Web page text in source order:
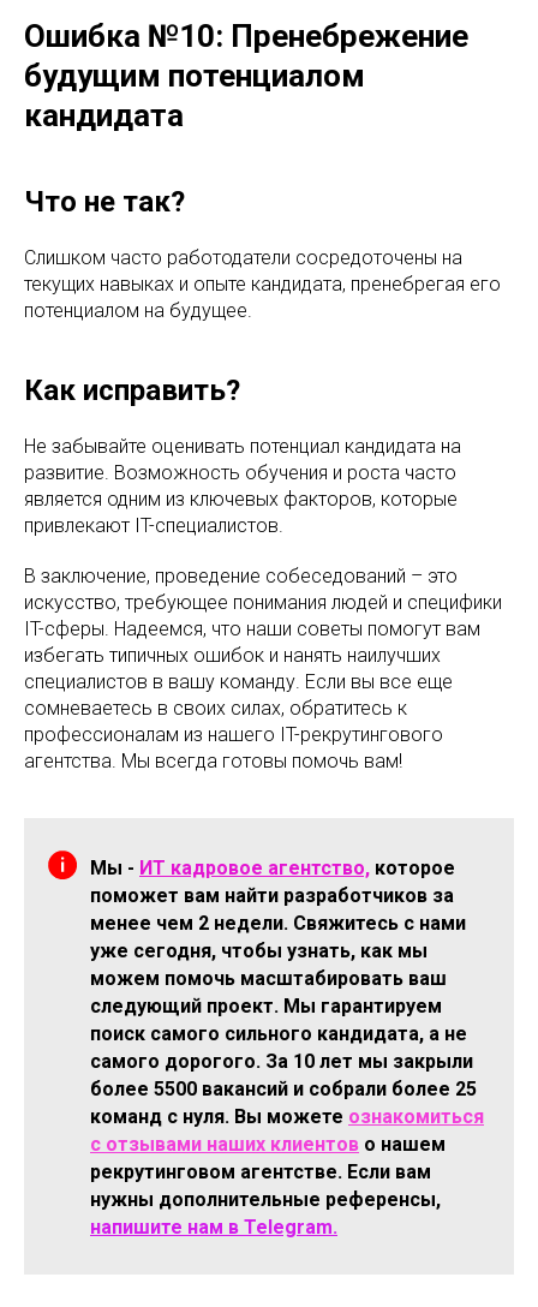
Ошибка №10: Пренебрежение
будущим потенциалом
кандидата
Что не так?
Слишком часто работодатели сосредоточены на
текущих навыках и опыте кандидата, пренебрегая его
потенциалом на будущее.
Как исправить?
Не забывайте оценивать потенциал кандидата на
развитие. Возможность обучения и роста часто
является одним из ключевых факторов, которые
привлекают IT-специалистов.
В заключение, проведение собеседований – это
искусство, требующее понимания людей и специфики
IT-сферы. Надеемся, что наши советы помогут вам
избегать типичных ошибок и нанять наилучших
специалистов в вашу команду. Если вы все еще
сомневаетесь в своих силах, обратитесь к
профессионалам из нашего IT-рекрутингового
агентства. Мы всегда готовы помочь вам!
Мы - ИТ кадровое агентство, которое
поможет вам найти разработчиков за
менее чем 2 недели. Свяжитесь с нами
уже сегодня, чтобы узнать, как мы
можем помочь масштабировать ваш
следующий проект. Мы гарантируем
поиск самого сильного кандидата, а не
самого дорогого. За 10 лет мы закрыли
более 5500 вакансий и собрали более 25
команд с нуля. Вы можете ознакомиться
с отзывами наших клиентов о нашем
рекрутинговом агентстве. Если вам
нужны дополнительные референсы,
напишите нам в Telegram.